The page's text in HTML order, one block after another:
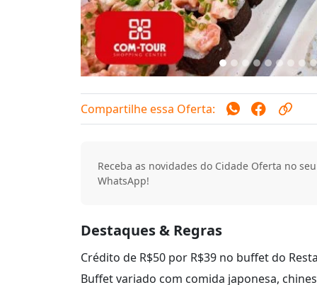
Compartilhe essa Oferta:
Receba as novidades do Cidade Oferta no seu
WhatsApp!
Destaques & Regras
Crédito de R$50 por R$39 no buffet do
Buffet variado com comida japonesa,